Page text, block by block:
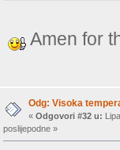
Amen for
Odg: Visoka
« Odgovori #32 u:
poslijepodne »